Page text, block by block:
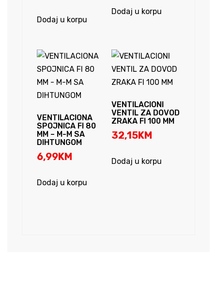
Dodaj u korpu
32,50KM.
is:
Dodaj u korpu
VENTILACIONA
SPOJNICA FI 80
MM – M-M SA
DIHTUNGOM
6,99KM
Dodaj u korpu
VENTILACIONI
VENTIL ZA DOVOD
ZRAKA FI 100 MM
32,15KM
Dodaj u korpu